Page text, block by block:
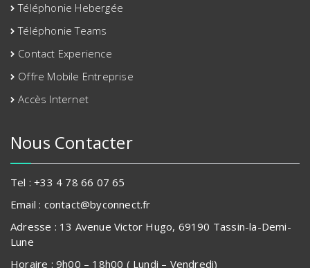
Téléphonie Hebergée
Téléphonie Teams
Contact Experience
Offre Mobile Entreprise
Accès Internet
Nous Contacter
Tel : +33 4 78 66 07 65
Email : contact@byconnect.fr
Adresse : 13 Avenue Victor Hugo, 69190 Tassin-la-Demi-
Lune
Horaire : 9h00 – 18h00 ( Lundi – Vendredi)